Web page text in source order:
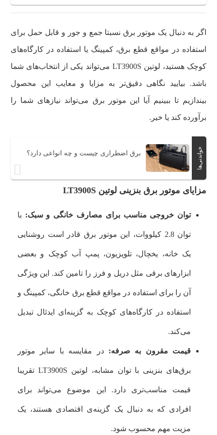
اگر به دنبال یک موتور برق نسبتا جمع و جور و قابل حمل برای
استفاده در مواقع قطع برق، کمپینگ یا استفاده در کارگاه‌های
کوچک هستید، لوتین LT3900S می‌تواند یکی از انتخاب‌های شما
باشد. بیایید نگاهی دقیق‌تر به مزایا و معایب این محصول
بیندازیم تا ببینیم آیا این موتور برق می‌تواند نیازهای شما را
برآورده کند یا خیر.
خواندنی‌ها برق اضطراری چیست و چه انواعی دارد؟
مزایای موتور برق بنزینی لوتین LT3900S
توان خروجی مناسب برای مصارف خانگی و سبک: با
توان 2.8 کیلووات، این موتور برق قادر است روشنایی
یک خانه، یخچال، تلویزیون، پمپ آب کوچک و بعضی
ابزارهای برقی مثل دریل و فرز را تامین کند. این ویژگی
آن را برای استفاده در مواقع قطع برق خانگی، کمپینگ و
استفاده در کارگاه‌های کوچک به گزینه‌ای ایدئال تبدیل
می‌کند.
قیمت مقرون به صرفه: در مقایسه با سایر موتور
برق‌های بنزینی با توان مشابه، لوتین LT3900S تقریبا
قیمت مناسب‌تری دارد. این موضوع می‌تواند برای
افرادی که به دنبال یک گزینه‌ی اقتصادی هستند، یک
مزیت مهم محسوب شود.